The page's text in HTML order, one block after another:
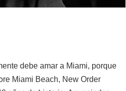
debe amar a Miami, porque
Miami Beach, New Order